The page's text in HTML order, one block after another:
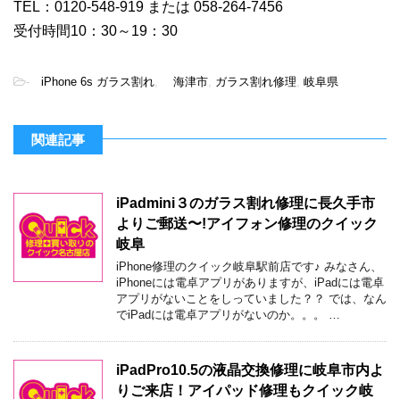
TEL：0120-548-919 または 058-264-7456
受付時間10：30～19：30
- iPhone 6s ガラス割れ 海津市 ガラス割れ修理 岐阜県
関連記事
iPadmini３のガラス割れ修理に長久手市
よりご郵送〜!アイフォン修理のクイック
岐阜
iPhone修理のクイック岐阜駅前店です♪ みなさん、
iPhoneには電卓アプリがありますが、iPadには電卓
アプリがないことをしっていました？？ では、なん
でiPadには電卓アプリがないのか。。。 …
iPadPro10.5の液晶交換修理に岐阜市内よ
りご来店！アイパッド修理もクイック岐